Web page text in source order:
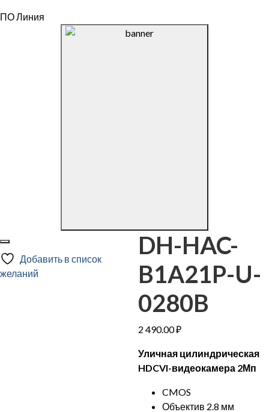
ПО Линия
Добавить в список
желаний
DH-HAC-
B1A21P-U-
0280B
2 490.00₽
Уличная цилиндрическая
HDCVI-видеокамера 2Мп
CMOS
Объектив 2.8 мм